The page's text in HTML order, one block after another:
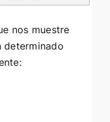
nos muestre
determinado